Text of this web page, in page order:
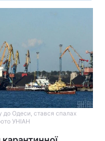
до Одеси, стався спалах
УНІАН